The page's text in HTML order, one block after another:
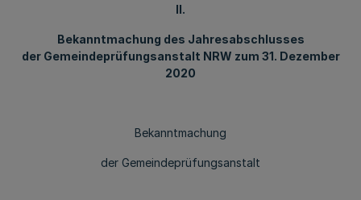
II.
Bekanntmachung des Jahresabschlusses
der Gemeindeprüfungsanstalt NRW zum 31. Dezember
2020
Bekanntmachung
der Gemeindeprüfungsanstalt